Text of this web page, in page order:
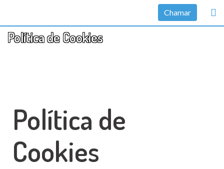
Chamar
Política de Cookies
Política de
Cookies